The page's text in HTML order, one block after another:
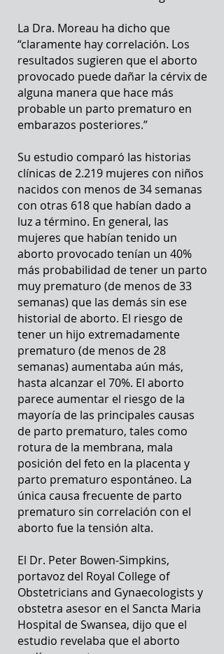
La Dra. Moreau ha dicho que
“claramente hay correlación. Los
resultados sugieren que el aborto
provocado puede dañar la cérvix de
alguna manera que hace más
probable un parto prematuro en
embarazos posteriores.”
Su estudio comparó las historias
clínicas de 2.219 mujeres con niños
nacidos con menos de 34 semanas
con otras 618 que habían dado a
luz a término. En general, las
mujeres que habían tenido un
aborto provocado tenían un 40%
más probabilidad de tener un parto
muy prematuro (de menos de 33
semanas) que las demás sin ese
historial de aborto. El riesgo de
tener un hijo extremadamente
prematuro (de menos de 28
semanas) aumentaba aún más,
hasta alcanzar el 70%. El aborto
parece aumentar el riesgo de la
mayoría de las principales causas
de parto prematuro, tales como
rotura de la membrana, mala
posición del feto en la placenta y
parto prematuro espontáneo. La
única causa frecuente de parto
prematuro sin correlación con el
aborto fue la tensión alta.
El Dr. Peter Bowen-Simpkins,
portavoz del Royal College of
Obstetricians and Gynaecologists y
obstetra asesor en el Sancta Maria
Hospital de Swansea, dijo que el
estudio revelaba que el aborto